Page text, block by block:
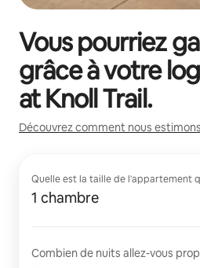
Vous pourriez
grâce à votre
at Knoll Trail.
Découvrez comment nous
Quelle est la taille de l'appartement
1 chambre
Combien de nuits allez-vous